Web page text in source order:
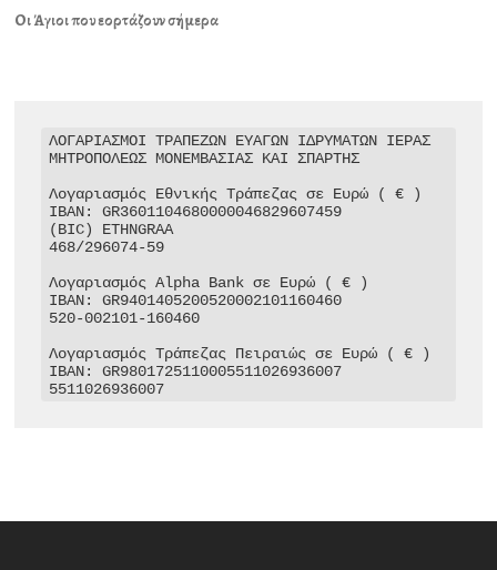
Οι Άγιοι που εορτάζουν σήμερα
ΛΟΓΑΡΙΑΣΜΟΙ ΤΡΑΠΕΖΩΝ ΕΥΑΓΩΝ ΙΔΡΥΜΑΤΩΝ ΙΕΡΑΣ
ΜΗΤΡΟΠΟΛΕΩΣ ΜΟΝΕΜΒΑΣΙΑΣ ΚΑΙ ΣΠΑΡΤΗΣ
Λογαριασμός Εθνικής Τράπεζας σε Ευρώ ( € )
IBAN: GR3601104680000046829607459
(BIC) ETHNGRAA
468/296074-59
Λογαριασμός Alpha Bank σε Ευρώ ( € )
IBAN: GR9401405200520002101160460
520-002101-160460
Λογαριασμός Τράπεζας Πειραιώς σε Ευρώ ( € )
IBAN: GR9801725110005511026936007
5511026936007